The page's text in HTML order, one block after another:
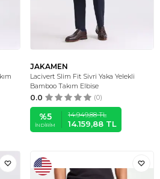
JAKAMEN
Lacivert Slim Fit Sivri Yaka Yelekli
Bamboo Takım Elbise
0.0 (0)
%5
İNDIRIM
14.949,88TL
14.159,88 TL